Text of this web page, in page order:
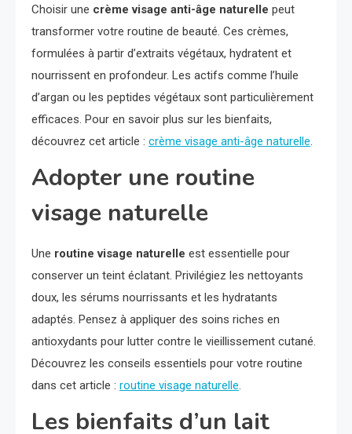
Choisir une crème visage anti-âge naturelle peut
transformer votre routine de beauté. Ces crèmes,
formulées à partir d’extraits végétaux, hydratent et
nourrissent en profondeur. Les actifs comme l’huile
d’argan ou les peptides végétaux sont particulièrement
efficaces. Pour en savoir plus sur les bienfaits,
découvrez cet article : crème visage anti-âge naturelle
Adopter une routine
visage naturelle
Une routine visage naturelle est essentielle pour
conserver un teint éclatant. Privilégiez les nettoyants
doux, les sérums nourrissants et les hydratants
adaptés. Pensez à appliquer des soins riches en
antioxydants pour lutter contre le vieillissement cutané.
Découvrez les conseils essentiels pour votre routine
dans cet article : routine visage naturelle
Les bienfaits d’un lait